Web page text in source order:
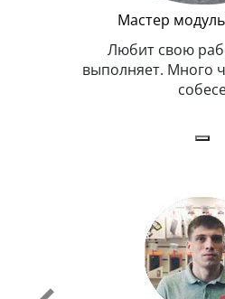
модульного ремонта
свою работу и честно ее
Много читает, интересный